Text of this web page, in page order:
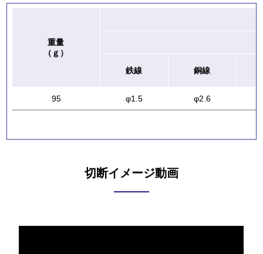
重量
（ｇ）
鉄線
銅線
95 φ1.5 φ2.6
切断イメージ動画